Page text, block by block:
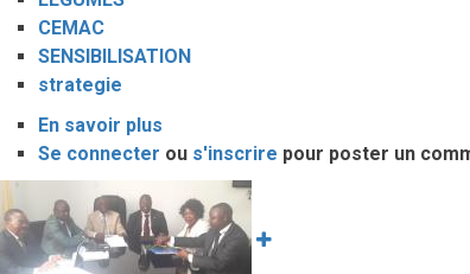
CEMAC
SENSIBILISATION
strategie
En savoir plus
Pesticides
fruits
et
légumes
Se connecter ou s'inscrire pour poster un
Image